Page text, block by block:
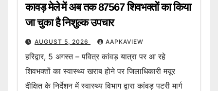
कावड़ मेले में अब तक 87567 शिवभक्तों का किया
जा चुका है निशुल्क उपचार
AUGUST 5, 2026 AAPKAVIEW
हरिद्वार, 5 अगस्त – पवित्र कांवड़ यात्रा पर आ रहे
शिवभक्तों का स्वास्थ्य खराब होने पर जिलाधिकारी मयूर
दीक्षित के निर्देशन में स्वास्थ्य विभाग द्वारा कांवड़ पटरी मार्ग